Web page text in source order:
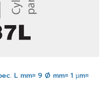
L mm= 9 Ø mm= 1 µm=